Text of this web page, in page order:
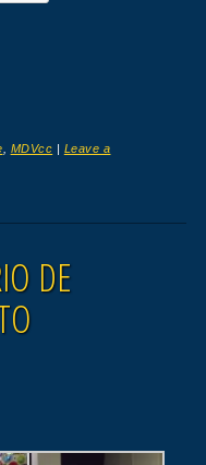
MDVcc
Leave a
DE